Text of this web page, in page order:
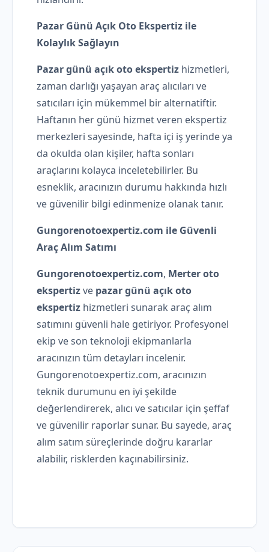
Pazar Günü Açık Oto Ekspertiz ile
Kolaylık Sağlayın
Pazar günü açık oto ekspertiz hizmetleri,
zaman darlığı yaşayan araç alıcıları ve
satıcıları için mükemmel bir alternatiftir.
Haftanın her günü hizmet veren ekspertiz
merkezleri sayesinde, hafta içi iş yerinde ya
da okulda olan kişiler, hafta sonları
araçlarını kolayca inceletebilirler. Bu
esneklik, aracınızın durumu hakkında hızlı
ve güvenilir bilgi edinmenize olanak tanır.
Gungorenotoexpertiz.com ile Güvenli
Araç Alım Satımı
Gungorenotoexpertiz.com, Merter oto
ekspertizve pazar günü açık oto
ekspertiz hizmetleri sunarak araç alım
satımını güvenli hale getiriyor. Profesyonel
ekip ve son teknoloji ekipmanlarla
aracınızın tüm detayları incelenir.
Gungorenotoexpertiz.com, aracınızın
teknik durumunu en iyi şekilde
değerlendirerek, alıcı ve satıcılar için şeffaf
ve güvenilir raporlar sunar. Bu sayede, araç
alım satım süreçlerinde doğru kararlar
alabilir, risklerden kaçınabilirsiniz.